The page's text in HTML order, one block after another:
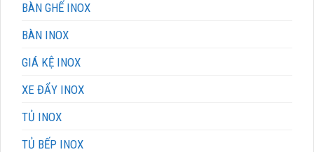
BÀN GHẾ INOX
BÀN INOX
GIÁ KỆ INOX
XE ĐẨY INOX
TỦ INOX
TỦ BẾP INOX